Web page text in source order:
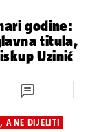
godine:
titula,
Uzinić
A NE DIJELITI